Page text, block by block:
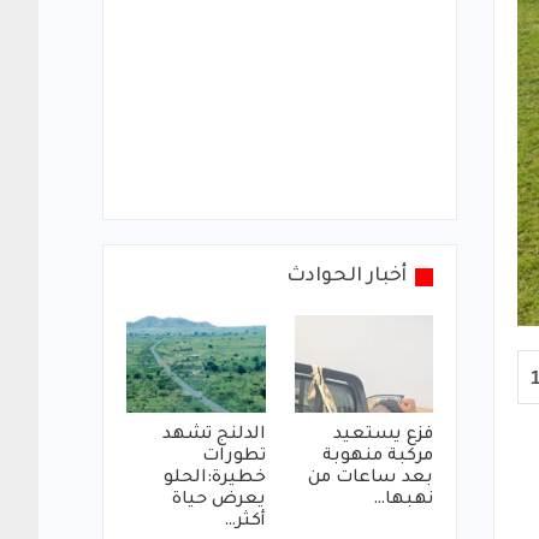
أخبار الحوادث
فزع يستعيد
مركبة منهوبة
بعد ساعات من
نهبها…
الدلنج تشهد
تطورات
خطيرة:الحلو
يعرض حياة
أكثر…